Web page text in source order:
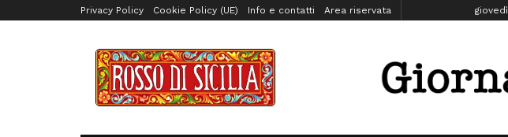
Privacy Policy Cookie Policy (UE) Info e contatti Area riservata